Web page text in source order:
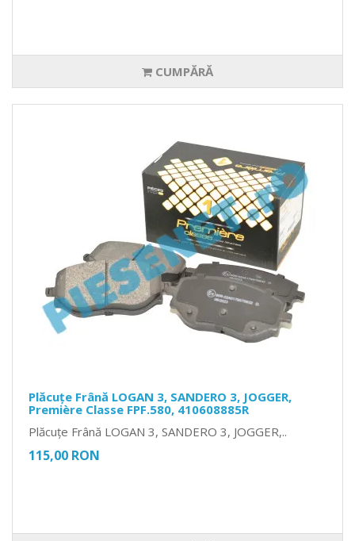
CUMPĂRĂ
Plăcuțe Frână LOGAN 3, SANDERO 3, JOGGER,
Première Classe FPF.580, 410608885R
Plăcuțe Frână LOGAN 3, SANDERO 3, JOGGER,..
115,00 RON